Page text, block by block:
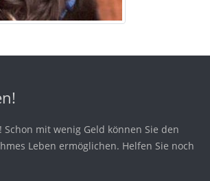
Schon mit wenig Geld können Sie den
Leben ermöglichen. Helfen Sie noch